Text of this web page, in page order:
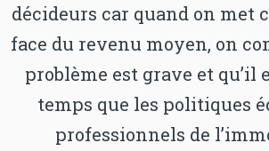
décideurs car quand on met
face du revenu moyen, on
problème est grave et qu’il
temps que les politiques
professionnels de